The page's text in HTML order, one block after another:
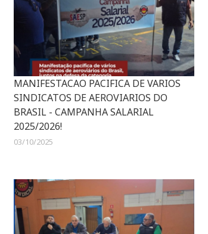
MANIFESTACAO PACIFICA DE VARIOS
SINDICATOS DE AEROVIARIOS DO
BRASIL - CAMPANHA SALARIAL
2025/2026!
03/10/2025